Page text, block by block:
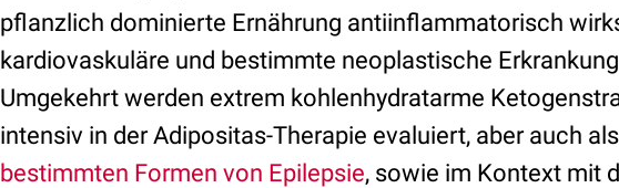
pflanzlich dominierte Ernährung antiinflammatorisch
kardiovaskuläre und bestimmte neoplastische
Umgekehrt werden extrem kohlenhydratarme
intensiv in der Adipositas-Therapie evaluiert, aber auch
bestimmten Formen von Epilepsie, sowie im Kontext mit